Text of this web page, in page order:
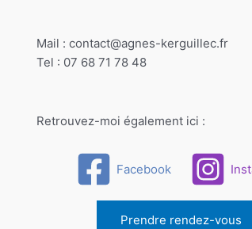
Mail : contact@agnes-kerguillec.fr
Tel : 07 68 71 78 48
Retrouvez-moi également ici :
Facebook
Prendre rendez-vous